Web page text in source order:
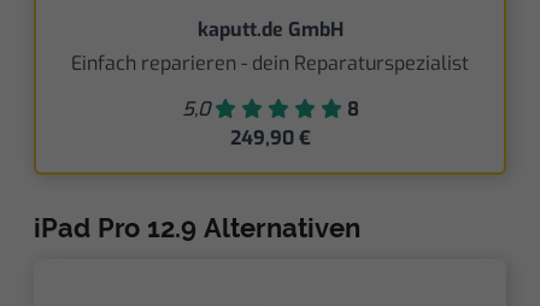
kaputt.de GmbH
Einfach reparieren - dein Reparaturspezialist
5,0
8
249,90 €
iPad Pro 12.9 Alternativen